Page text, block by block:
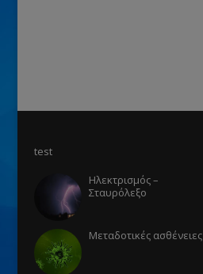
test
Ηλεκτρισμός –
Σταυρόλεξο
Μεταδοτικές ασθένειες